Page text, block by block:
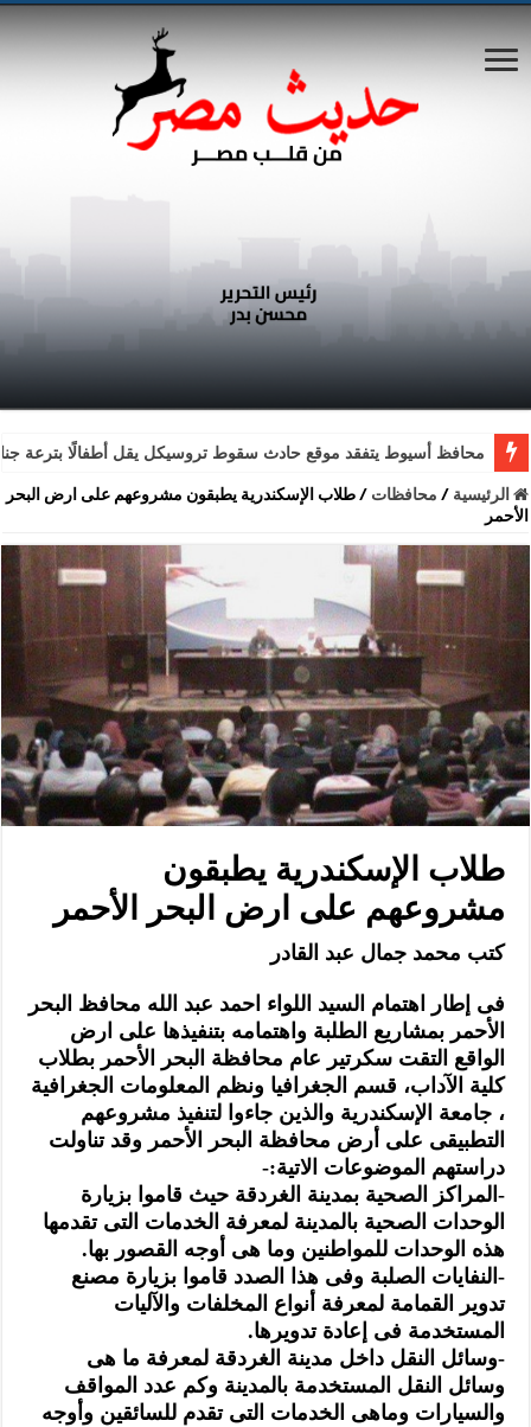
محافظ أسيوط يتفقد موقع حادث سقوط تروسيكل يقل أطفالًا بترعة
الرئيسية / محافظات /طلاب الإسكندرية يطبقون مشروعهم على ارض البحر
الأحمر
طلاب الإسكندرية يطبقون
مشروعهم على ارض البحر الأحمر
كتب محمد جمال عبد القادر
فى إطار اهتمام السيد اللواء احمد عبد الله محافظ البحر
الأحمر بمشاريع الطلبة واهتمامه بتنفيذها على ارض
الواقع التقت سكرتير عام محافظة البحر الأحمر بطلاب
كلية الآداب، قسم الجغرافيا ونظم المعلومات الجغرافية
، جامعة الإسكندرية والذين جاءوا لتنفيذ مشروعهم
التطبيقى على أرض محافظة البحر الأحمر وقد تناولت
دراستهم الموضوعات الاتية:-
-المراكز الصحية بمدينة الغردقة حيث قاموا بزيارة
الوحدات الصحية بالمدينة لمعرفة الخدمات التى تقدمها
هذه الوحدات للمواطنين وما هى أوجه القصور بها.
-النفايات الصلبة وفى هذا الصدد قاموا بزيارة مصنع
تدوير القمامة لمعرفة أنواع المخلفات والآليات
المستخدمة فى إعادة تدويرها.
-وسائل النقل داخل مدينة الغردقة لمعرفة ما هى
وسائل النقل المستخدمة بالمدينة وكم عدد المواقف
والسيارات وماهى الخدمات التى تقدم للسائقين وأوجه